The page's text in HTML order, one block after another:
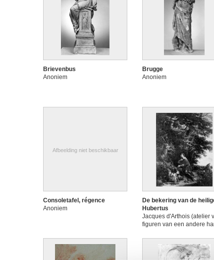
Brievenbus
Anoniem
Brugge
Anoniem
Afbeelding niet beschikbaar
Consoletafel, régence
Anoniem
De bekering van de
Hubertus
Jacques d'Arthois (atelier
figuren van een andere